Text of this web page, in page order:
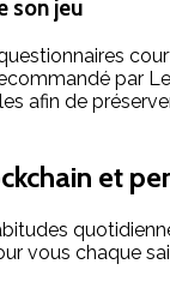
son jeu
par
afin de
et
vous chaque